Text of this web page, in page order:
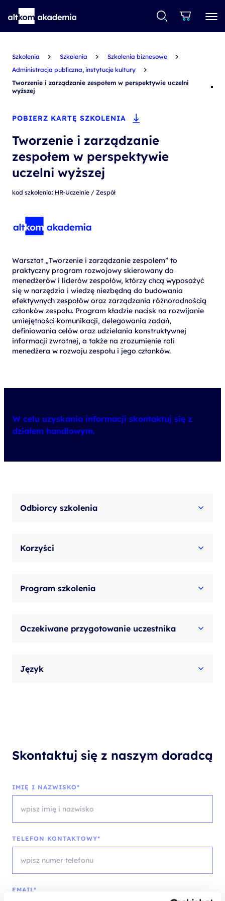
Szkolenia Szkolenia
Szkolenia biznesowe
Administracja publiczna, instytucje kultury
Tworzenie i zarządzanie zespołem w perspektywie uczelni
wyższej
POBIERZ KARTĘ SZKOLENIA
Tworzenie i zarządzanie
zespołem w perspektywie
uczelni wyższej
kod szkolenia: HR-Uczelnie / Zespół
Warsztat „Tworzenie i zarządzanie zespołem” to
praktyczny program rozwojowy skierowany do
menedżerów i liderów zespołów, którzy chcą wyposażyć
się w narzędzia i wiedzę niezbędną do budowania
efektywnych zespołów oraz zarządzania różnorodnością
członków zespołu. Program kładzie nacisk na rozwijanie
umiejętności komunikacji, delegowania zadań,
definiowania celów oraz udzielania konstruktywnej
informacji zwrotnej, a także na zrozumienie roli
menedżera w rozwoju zespołu i jego członków.
W celu uzyskania informacji skontaktuj się z
działem handlowym.
Odbiorcy szkolenia
Korzyści
Program szkolenia
Oczekiwane przygotowanie uczestnika
Język
Skontaktuj się z naszym doradcą
IMIĘ I NAZWISKO*
TELEFON KONTAKTOWY*
EMAIL*